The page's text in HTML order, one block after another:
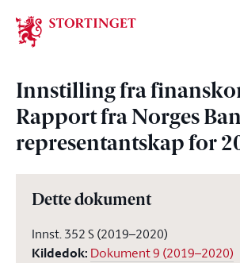
Stortinget.no
Innstilling fra
Rapport fra Norges
representantskap for
Dette dokument
Innst. 352 S (2019–2020)
Kildedok: Dokument 9 (2019–2020)